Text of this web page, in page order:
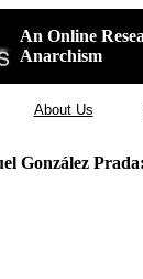
An Online
Anarchism
About Us
González